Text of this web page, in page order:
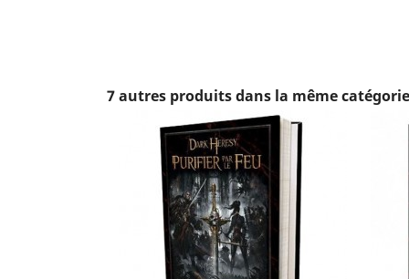
7 autres produits dans la même